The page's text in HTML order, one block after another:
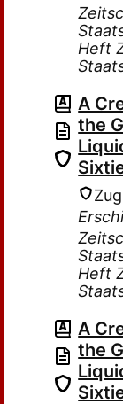
Heft
A
the
Heft
A
the